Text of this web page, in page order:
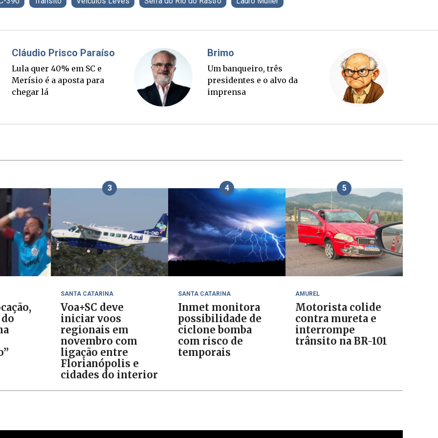
três
o alvo da
Misael Elias
O Boato corre mais rápido
que a verdade. Mas quem
paga a conta?
Fabiano Bordignon
Ponte Anita Garibaldi
palanque eleitoral
3
SANTA CATARINA
Voa+SC deve
iniciar voos
regionais em
novembro com
ligação entre
Florianópolis e
cidades do interior
4
SANTA CATARINA
Inmet monitora
possibilidade de
ciclone bomba
com risco de
temporais
5
AMUREL
Motorista colide
contra mureta e
interrompe
trânsito na BR-101